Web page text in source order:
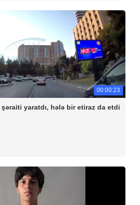
00:00:23
yaratdı, hələ bir etiraz da etdi